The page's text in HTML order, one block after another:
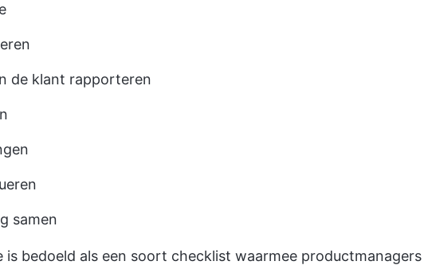
de klant rapporteren
samen
is bedoeld als een soort checklist waarmee productmanagers